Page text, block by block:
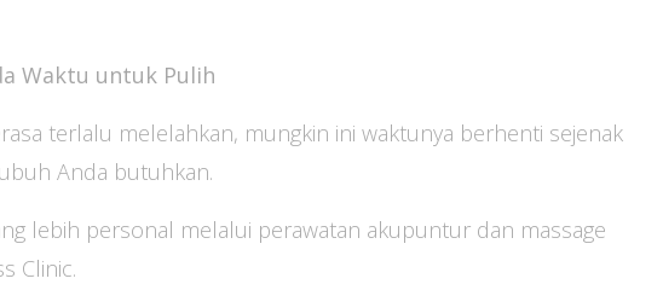
Waktu untuk Pulih
terlalu melelahkan, mungkin ini waktunya berhenti sejenak
Anda butuhkan.
lebih personal melalui perawatan akupuntur dan massage
Clinic.